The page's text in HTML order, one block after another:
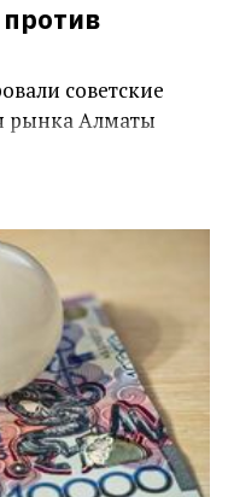
советские
рынка Алматы